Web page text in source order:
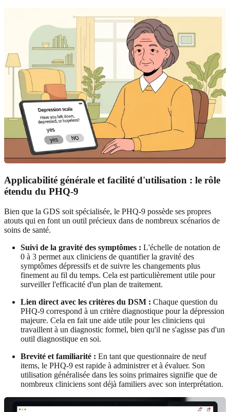
Applicabilité générale et facilité d'utilisation : le rôle
étendu du PHQ-9
Bien que la GDS soit spécialisée, le PHQ-9 possède ses propres
atouts qui en font un outil précieux dans de nombreux scénarios de
soins de santé.
Suivi de la gravité des symptômes : L'échelle de notation de
0 à 3 permet aux cliniciens de quantifier la gravité des
symptômes dépressifs et de suivre les changements plus
finement au fil du temps. Cela est particulièrement utile pour
surveiller l'efficacité d'un plan de traitement.
Lien direct avec les critères du DSM : Chaque question du
PHQ-9 correspond à un critère diagnostique pour la dépression
majeure. Cela en fait une aide utile pour les cliniciens qui
travaillent à un diagnostic formel, bien qu'il ne s'agisse pas d'un
outil diagnostique en soi.
Brevité et familiarité : En tant que questionnaire de neuf
items, le PHQ-9 est rapide à administrer et à évaluer. Son
utilisation généralisée dans les soins primaires signifie que de
nombreux cliniciens sont déjà familiers avec son interprétation.